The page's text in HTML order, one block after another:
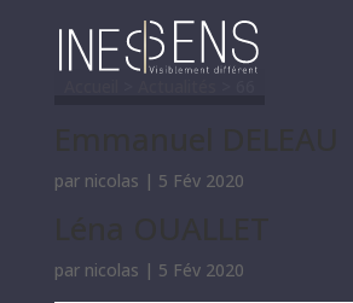
par nicolas | 5 Fév 2020
par nicolas | 5 Fév 2020